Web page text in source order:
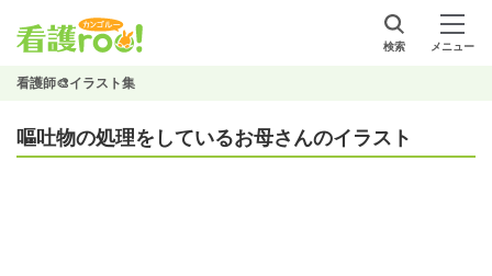
検索 メニュー
看護師🎨イラスト集
嘔吐物の処理をしているお母さんのイラスト